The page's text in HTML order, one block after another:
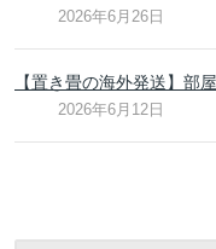
2026年6月26日
【置き畳の海外発送】部
2026年6月12日